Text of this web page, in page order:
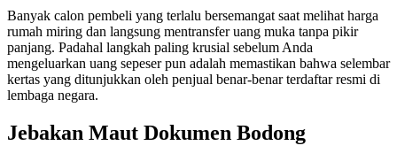
Banyak calon pembeli yang terlalu bersemangat saat melihat harga
rumah miring dan langsung mentransfer uang muka tanpa pikir
panjang. Padahal langkah paling krusial sebelum Anda
mengeluarkan uang sepeser pun adalah memastikan bahwa selembar
kertas yang ditunjukkan oleh penjual benar-benar terdaftar resmi di
lembaga negara.
Jebakan Maut Dokumen Bodong